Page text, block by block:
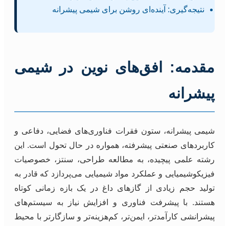
نتیجه‌گیری: آینده‌ای روشن برای شیمی پیشرانه
مقدمه: افق‌های نوین در شیمی
پیشرانه
شیمی پیشرانه، ستون فقرات فناوری‌های فضایی، دفاعی و
کاربردهای صنعتی پیشرفته، همواره در حال تحول است. این
رشته علمی پیچیده، به مطالعه طراحی، سنتز، خصوصیات
فیزیکوشیمیایی و عملکرد مواد شیمیایی می‌پردازد که قادر به
تولید حجم زیادی از گازهای داغ در یک بازه زمانی کوتاه
هستند. با پیشرفت فناوری و افزایش نیاز به سیستم‌های
پیشرانشی کارآمدتر، ایمن‌تر، کم‌هزینه‌تر و سازگارتر با محیط